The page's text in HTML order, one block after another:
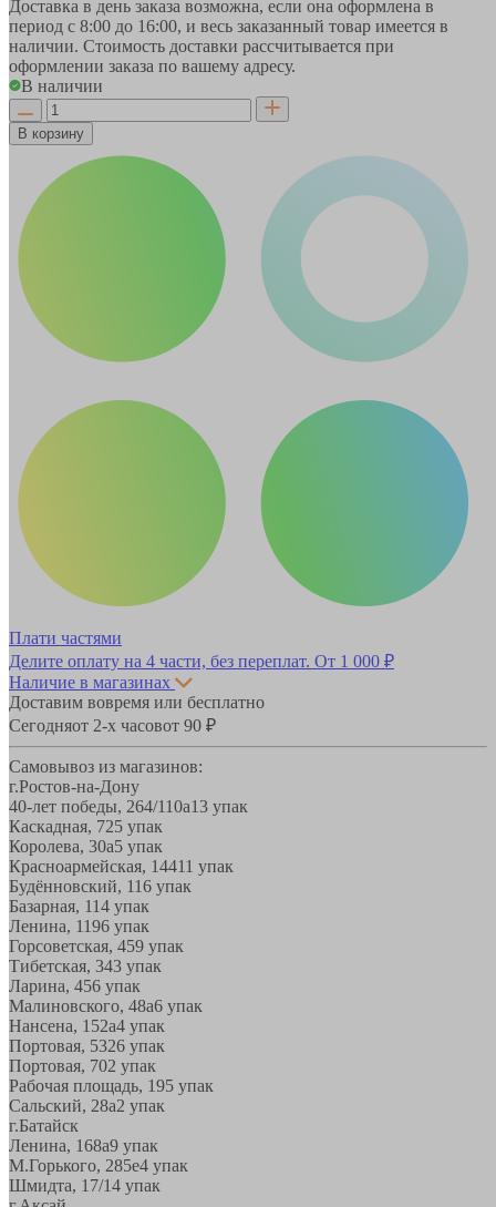
Доставка в день заказа возможна, если она оформлена в
период с 8:00 до 16:00, и весь заказанный товар имеется в
наличии. Стоимость доставки рассчитывается при
оформлении заказа по вашему адресу.
В наличии
В корзину
Плати частями
Делите оплату на 4 части, без переплат. От 1 000 ₽
Наличие в магазинах
Доставим вовремя или бесплатно
Сегодняот 2-х часовот 90 ₽
Самовывоз из магазинов:
г.Ростов-на-Дону
40-лет победы, 264/110а13 упак
Каскадная, 725 упак
Королева, 30а5 упак
Красноармейская, 14411 упак
Будённовский, 116 упак
Базарная, 114 упак
Ленина, 1196 упак
Горсоветская, 459 упак
Тибетская, 343 упак
Ларина, 456 упак
Малиновского, 48а6 упак
Нансена, 152а4 упак
Портовая, 5326 упак
Портовая, 702 упак
Рабочая площадь, 195 упак
Сальский, 28a2 упак
г.Батайск
Ленина, 168а9 упак
М.Горького, 285е4 упак
Шмидта, 17/14 упак